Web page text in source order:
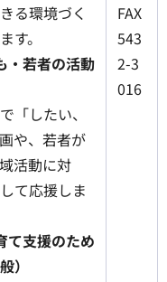
る環境づく
す。
若者の活動
「したい、
や、若者が
活動に対
て応援しま
支援のため
）
FAX
543
2-3
016